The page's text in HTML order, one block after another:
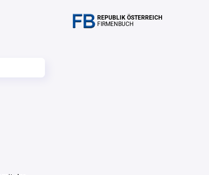
REPUBLIK ÖSTERREICH
FIRMENBUCH